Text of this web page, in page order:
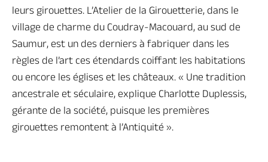
leurs girouettes. L’Atelier de la Girouetterie, dans le
village de charme du Coudray-Macouard, au sud de
Saumur, est un des derniers à fabriquer dans les
règles de l’art ces étendards coiffant les habitations
ou encore les églises et les châteaux. « Une tradition
ancestrale et séculaire, explique Charlotte Duplessis,
gérante de la société, puisque les premières
girouettes remontent à l’Antiquité ».